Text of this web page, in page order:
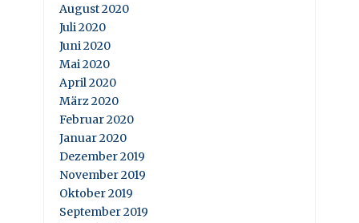
August 2020
Juli 2020
Juni 2020
Mai 2020
April 2020
März 2020
Februar 2020
Januar 2020
Dezember 2019
November 2019
Oktober 2019
September 2019